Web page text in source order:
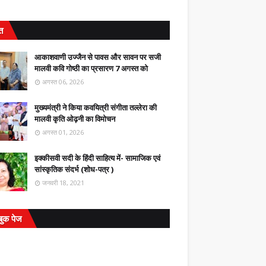
आकाशवाणी उज्जैन से पावस और सावन पर सजी
मालवी कवि गोष्ठी का प्रसारण 7 अगस्त को
अगस्त 06, 2026
मुख्यमंत्री ने किया कवयित्री संगीता तल्लेरा की
मालवी कृति ओढ़नी का विमोचन
अगस्त 01, 2026
इक्कीसवी सदी के हिंदी साहित्य में- सामाजिक एवं
सांस्कृतिक संदर्भ (शोध-पत्र )
जनवरी 18, 2021
पेज